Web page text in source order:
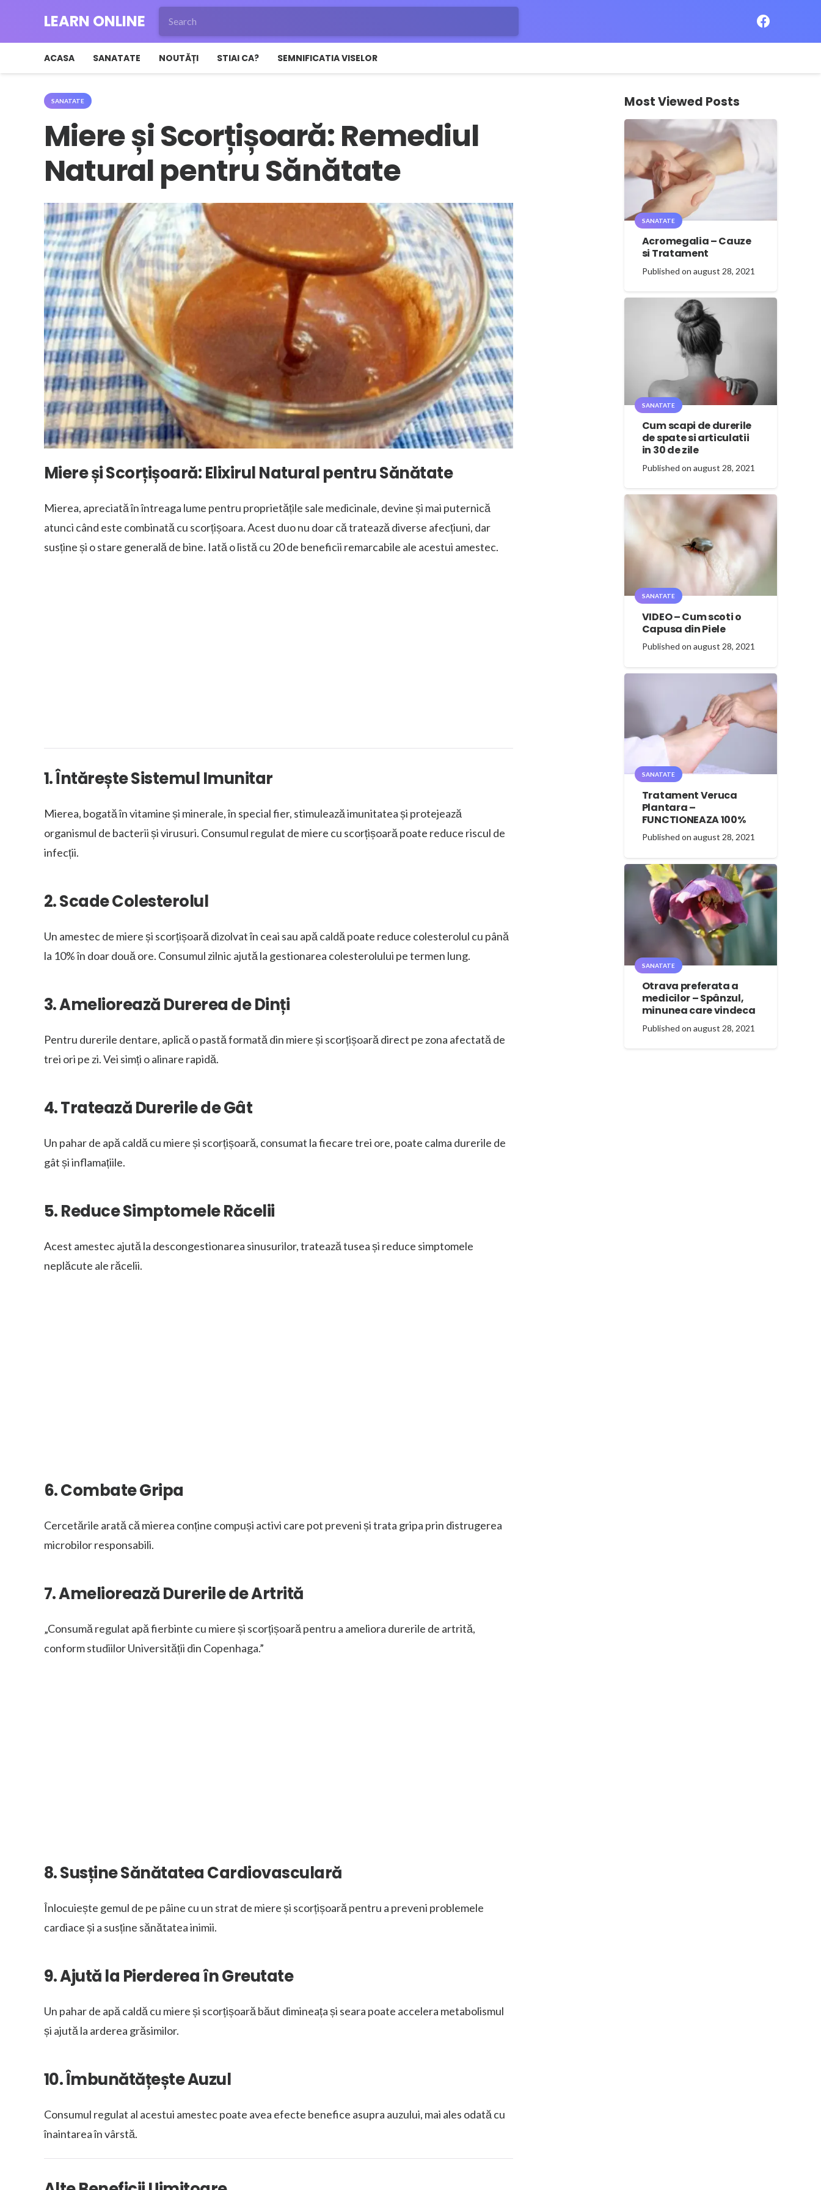
LEARN ONLINE
ACASA SANATATE NOUTĂȚI STIAI CA? SEMNIFICATIA VISELOR
SANATATE
Miere și Scorțișoară: Remediul
Natural pentru Sănătate
Miere și Scorțișoară: Elixirul Natural pentru Sănătate
Mierea, apreciată în întreaga lume pentru proprietățile sale medicinale, devine și mai puternică
atunci când este combinată cu scorțișoara. Acest duo nu doar că tratează diverse afecțiuni, dar
susține și o stare generală de bine. Iată o listă cu 20 de beneficii remarcabile ale acestui amestec.
1. Întărește Sistemul Imunitar
Mierea, bogată în vitamine și minerale, în special fier, stimulează imunitatea și protejează
organismul de bacterii și virusuri. Consumul regulat de miere cu scorțișoară poate reduce riscul de
infecții.
2. Scade Colesterolul
Un amestec de miere și scorțișoară dizolvat în ceai sau apă caldă poate reduce colesterolul cu până
la 10% în doar două ore. Consumul zilnic ajută la gestionarea colesterolului pe termen lung.
3. Ameliorează Durerea de Dinți
Pentru durerile dentare, aplică o pastă formată din miere și scorțișoară direct pe zona afectată de
trei ori pe zi. Vei simți o alinare rapidă.
4. Tratează Durerile de Gât
Un pahar de apă caldă cu miere și scorțișoară, consumat la fiecare trei ore, poate calma durerile de
gât și inflamațiile.
5. Reduce Simptomele Răcelii
Acest amestec ajută la descongestionarea sinusurilor, tratează tusea și reduce simptomele
neplăcute ale răcelii.
6. Combate Gripa
Cercetările arată că mierea conține compuși activi care pot preveni și trata gripa prin distrugerea
microbilor responsabili.
7. Ameliorează Durerile de Artrită
„Consumă regulat apă fierbinte cu miere și scorțișoară pentru a ameliora durerile de artrită,
conform studiilor Universității din Copenhaga.”
8. Susține Sănătatea Cardiovasculară
Înlocuiește gemul de pe pâine cu un strat de miere și scorțișoară pentru a preveni problemele
cardiace și a susține sănătatea inimii.
9. Ajută la Pierderea în Greutate
Un pahar de apă caldă cu miere și scorțișoară băut dimineața și seara poate accelera metabolismul
și ajută la arderea grăsimilor.
10. Îmbunătățește Auzul
Consumul regulat al acestui amestec poate avea efecte benefice asupra auzului, mai ales odată cu
înaintarea în vârstă.
Most Viewed Posts
SANATATE
Acromegalia – Cauze
si Tratament
Published on august 28, 2021
SANATATE
Cum scapi de durerile
de spate si articulatii
in 30 de zile
Published on august 28, 2021
SANATATE
VIDEO – Cum scoti o
Capusa din Piele
Published on august 28, 2021
SANATATE
Tratament Veruca
Plantara –
FUNCTIONEAZA 100%
Published on august 28, 2021
SANATATE
Otrava preferata a
medicilor – Spânzul,
minunea care vindeca
Published on august 28, 2021